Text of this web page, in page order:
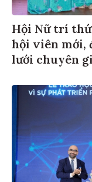
Hội Nữ trí
hội viên mới,
lưới chuyên